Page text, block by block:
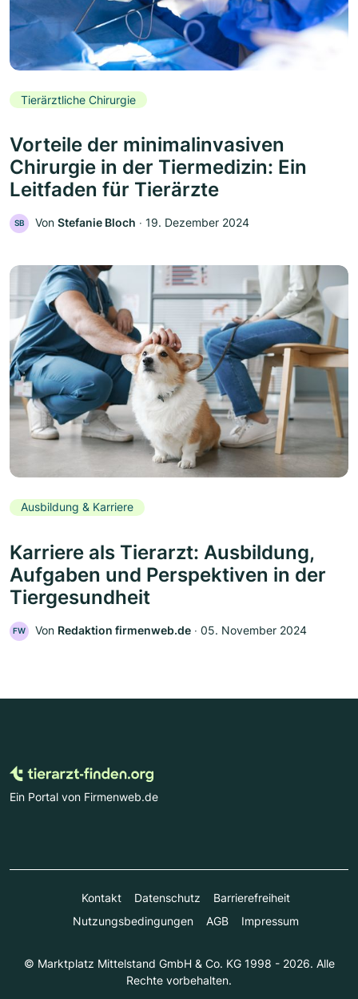
Tierärztliche Chirurgie
Vorteile der minimalinvasiven
Chirurgie in der Tiermedizin: Ein
Leitfaden für Tierärzte
SB Von Stefanie Bloch ‧ 19. Dezember 2024
Ausbildung & Karriere
Karriere als Tierarzt: Ausbildung,
Aufgaben und Perspektiven in der
Tiergesundheit
FW Von Redaktion firmenweb.de ‧ 05. November 2024
Ein Portal von Firmenweb.de
Kontakt Datenschutz
Barrierefreiheit
Nutzungsbedingungen
AGB Impressum
© Marktplatz Mittelstand GmbH & Co. KG 1998 - 2026. Alle
Rechte vorbehalten.